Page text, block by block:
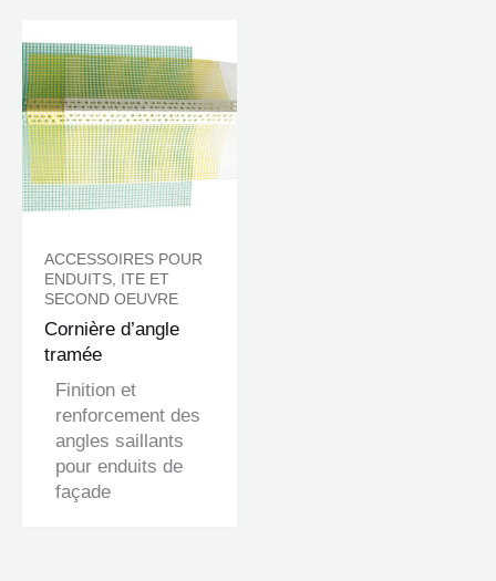
ACCESSOIRES POUR
ENDUITS, ITE ET
SECOND OEUVRE
Cornière d’angle
tramée
Finition et
renforcement des
angles saillants
pour enduits de
façade